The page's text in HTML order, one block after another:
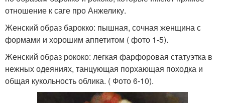
отношение к саге про Анжелику.
Женский образ барокко: пышная, сочная женщина с
формами и хорошим аппетитом ( фото 1-5).
Женский образ рококо: легкая фарфоровая статуэтка в
нежных одеяниях, танцующая порхающая походка и
общая кукольность облика. ( Фото 6-10).